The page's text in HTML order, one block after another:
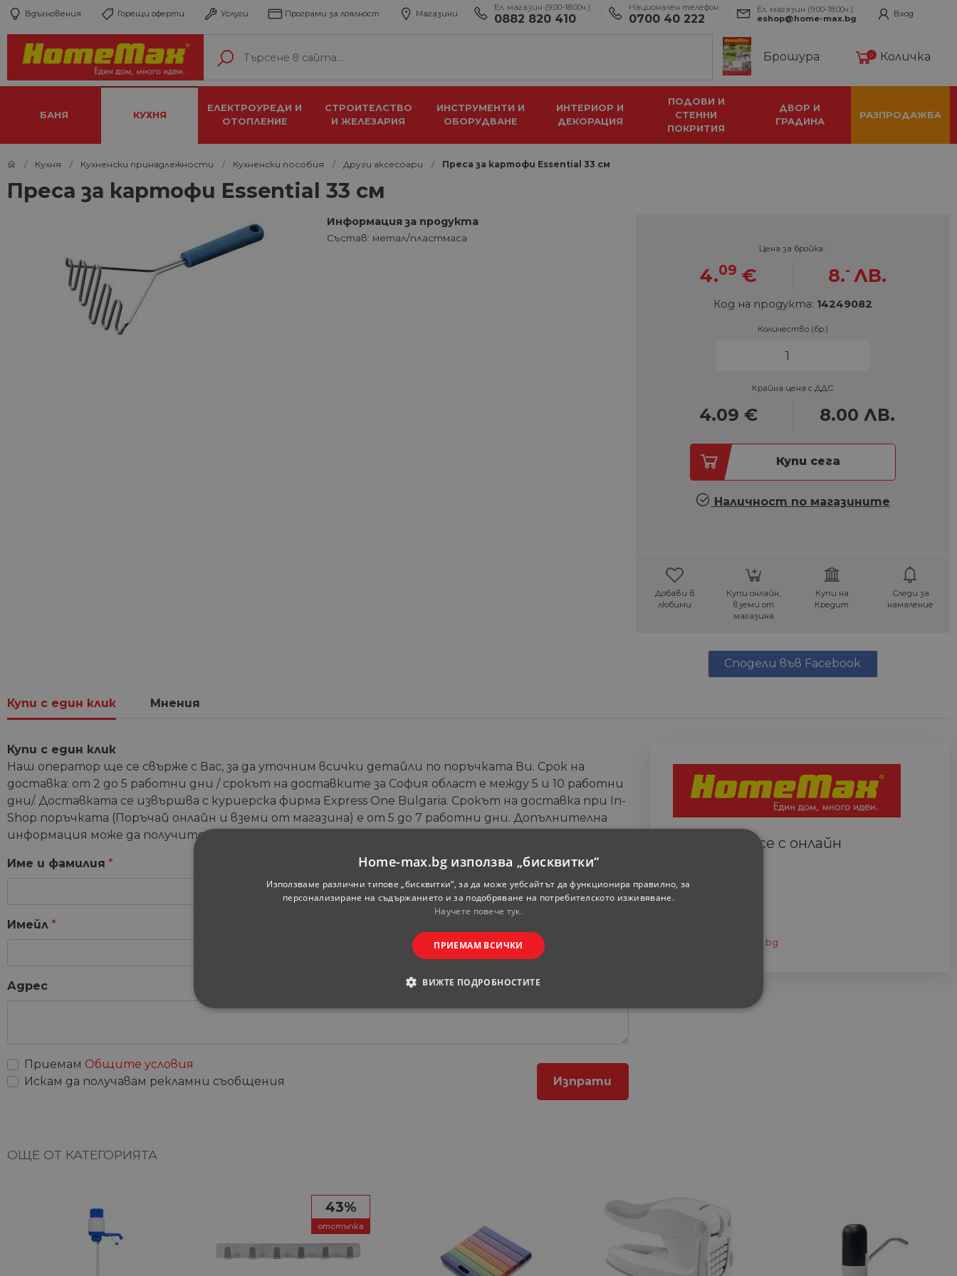
Вдъхновения Горещи оферти Услуги Програми за лоялност Магазини
Ел. магазин (9:00-18:00ч.):
0882 820 410
Национален телефон:
0700 40 222
Ел. магазин (9:00-18:00ч.):
eshop@home-max.bg
Вход
Брошура 0 Количка
БАНЯ КУХНЯ
ЕЛЕКТРОУРЕДИ И
ОТОПЛЕНИЕ
СТРОИТЕЛСТВО
И ЖЕЛЕЗАРИЯ
ИНСТРУМЕНТИ И
ОБОРУДВАНЕ
ИНТЕРИОР И
ДЕКОРАЦИЯ
ПОДОВИ И
СТЕННИ
ПОКРИТИЯ
ДВОР И
ГРАДИНА
РАЗПРОДАЖБА
Кухня Кухненски принадлежности Кухненски пособия Други аксесоари Преса за картофи Essential 33 см
Преса за картофи Essential 33 см
Информация за продукта
Състав: метал/пластмаса
Цена за бройка :
4.09 € 8.- ЛВ.
Код на продукта: 14249082
Количество (бр.)
Крайна цена с ДДС
4.09 € 8.00 ЛВ.
Купи сега
Наличност по магазините
Добави в
любими
Купи онлайн,
вземи от
магазина
Купи на
Кредит
Следи за
намаление
Сподели във Facebook
Купи с един клик Мнения
Купи с един клик
Наш оператор ще се свърже с Вас, за да уточним всички детайли по поръчката Ви. Срок на
доставка: от 2 до 5 работни дни / срокът на доставките за София област е между 5 и 10 работни
дни/. Доставката се извършва с куриерска фирма Express One Bulgaria. Срокът на доставка при In-
Shop поръчката (Поръчай онлайн и вземи от магазина) е от 5 до 7 работни дни. Допълнителна
информация може да получите от координаторите на онлайн магазина.
Име и фамилия * Телефон *
Имейл *
Адрес
Приемам Общите условия
Искам да получавам рекламни съобщения
Свържете се с онлайн
Всеки ден
eshop@home-max.bg
ОЩЕ ОТ КАТЕГОРИЯТА
43%
отстъпка
Home-max.bg използва „бисквитки“
Използваме различни типове „бисквитки“, за да може уебсайтът да функционира правилно, за
персонализиране на съдържанието и за подобряване на потребителското изживяване.
Научете повече тук.
ПРИЕМАМ ВСИЧКИ
ВИЖТЕ ПОДРОБНОСТИТЕ
СТРОГО НЕОБХОДИМИ СТАТИСТИЧЕСКИ МАРКЕТИНГOВИ ФУНКЦИОНАЛНИ
НЕКЛАСИФИЦИРАНИ
Cloudflare
Inc.
.onesignal.com
Тази бисквитка се използва за разграничаване между хората и ботовете.
Това е от полза за уебсайта, за да се правят валидни отчети за
използването на техния уебсайт.
G_ENABLED_IDPS
Google LLC
1 година
Използва се за влизане с Google